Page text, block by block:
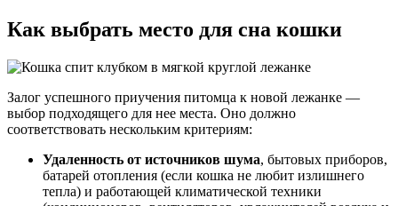
Как выбрать место для сна кошки
Залог успешного приучения питомца к новой лежанке —
выбор подходящего для нее места. Оно должно
соответствовать нескольким критериям:
Удаленность от источников шума, бытовых приборов,
батарей отопления (если кошка не любит излишнего
тепла) и работающей климатической техники